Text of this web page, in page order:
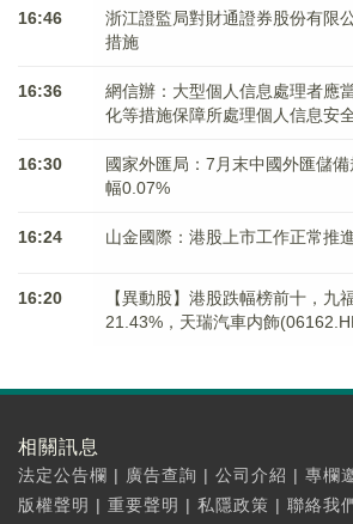
16:46
浙江證監局對財通證券股份有限
措施
16:36
網信辦：大型個人信息處理者應
化等措施保障所處理個人信息安
16:30
國家外匯局：7月末中國外匯儲
幅0.07%
16:24 山金國際：港股上市工作正常推
16:20
【異動股】港股跌幅榜前十，九
21.43%，天瑞汽車内飾
相關訊息
法定公告欄 | 廣告查詢 | 公司介紹 | 專欄
版權聲明 | 重要聲明 | 私隱政策 | 聯絡我